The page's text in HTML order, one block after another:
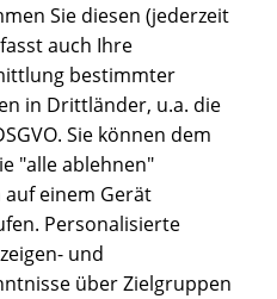
Sie diesen (jederzeit
auch Ihre
bestimmter
in Drittländer, u.a. die
Sie können dem
"alle ablehnen"
einem Gerät
Personalisierte
und
über Zielgruppen